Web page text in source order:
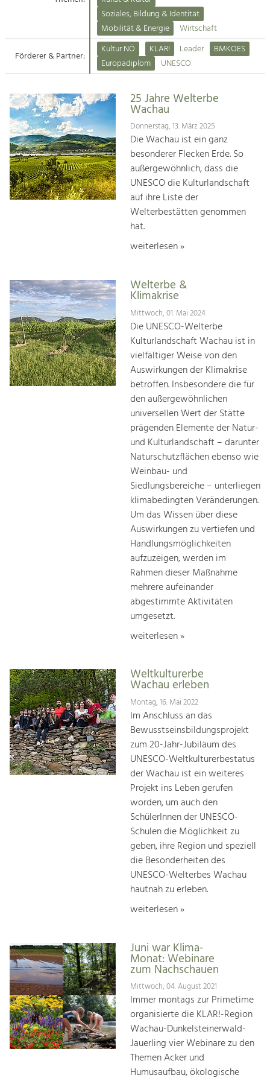
Suche
Impressum
Kontakt
Angebotsentwicklung und
Handwerk, Wissenschaft und Forschung.
Soziales, Bildung &
Identität
Gleichberechtigung, Jugend und
Integration
Mobilität & Energie
Klimawandel, öffentlicher Verkehr und
Steigerung regionaler Wertschöpfung
Soziales, Bildung & Identität
Mobilität & Energie
Wirtschaft
Förderer & Partner:
Kultur NÖ KLAR! Leader
BMKOES
Europadiplom
UNESCO
25 Jahre Welterbe
Wachau
Donnerstag, 13. März 2025
Die Wachau ist ein ganz
besonderer Flecken Erde. So
außergewöhnlich, dass die
UNESCO die Kulturlandschaft
auf ihre Liste der
Welterbestätten genommen
hat.
weiterlesen »
Welterbe &
Klimakrise
Mittwoch, 01. Mai 2024
Die UNESCO-Welterbe
Kulturlandschaft Wachau ist in
vielfältiger Weise von den
Auswirkungen der Klimakrise
betroffen. Insbesondere die für
den außergewöhnlichen
universellen Wert der Stätte
prägenden Elemente der Natur-
und Kulturlandschaft – darunter
Naturschutzflächen ebenso wie
Weinbau- und
Siedlungsbereiche – unterliegen
klimabedingten Veränderungen.
Um das Wissen über diese
Auswirkungen zu vertiefen und
Handlungsmöglichkeiten
aufzuzeigen, werden im
Rahmen dieser Maßnahme
mehrere aufeinander
abgestimmte Aktivitäten
umgesetzt.
weiterlesen »
Weltkulturerbe
Wachau erleben
Montag, 16. Mai 2022
Im Anschluss an das
Bewusstseinsbildungsprojekt
zum 20-Jahr-Jubiläum des
UNESCO-Weltkulturerbestatus
der Wachau ist ein weiteres
Projekt ins Leben gerufen
worden, um auch den
SchülerInnen der UNESCO-
Schulen die Möglichkeit zu
geben, ihre Region und speziell
die Besonderheiten des
UNESCO-Welterbes Wachau
hautnah zu erleben.
weiterlesen »
Juni war Klima-
Monat: Webinare
zum Nachschauen
Mittwoch, 04. August 2021
Immer montags zur Primetime
organisierte die KLAR!-Region
Wachau-Dunkelsteinerwald-
Jauerling vier Webinare zu den
Themen Acker und
Humusaufbau, ökologische